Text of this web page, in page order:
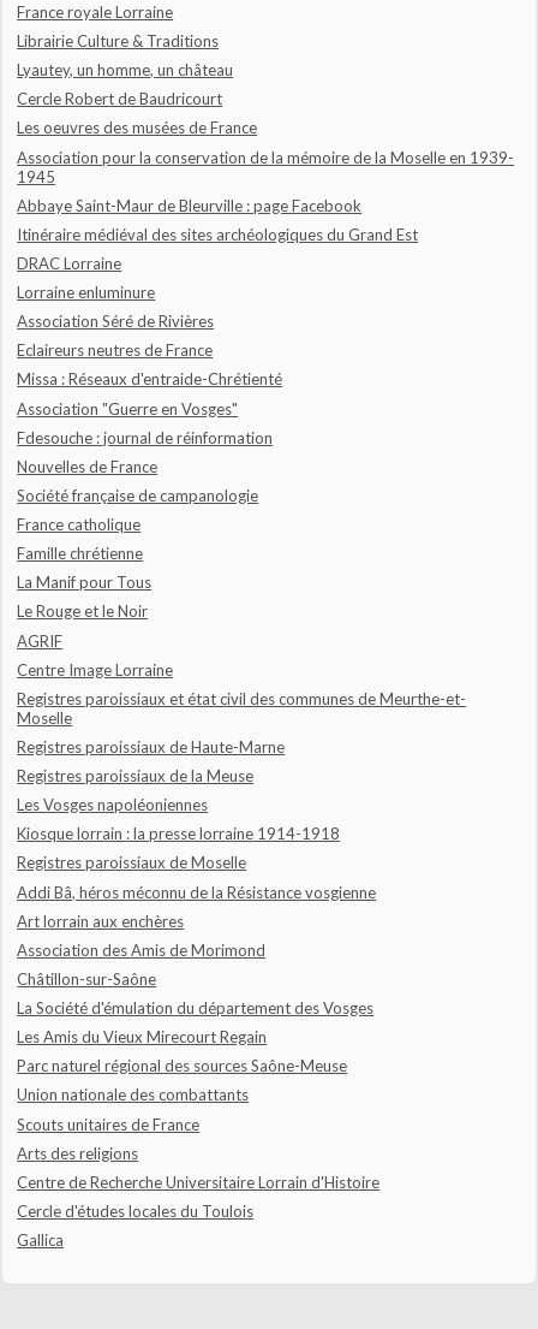
France royale Lorraine
Librairie Culture & Traditions
Lyautey, un homme, un château
Cercle Robert de Baudricourt
Les oeuvres des musées de France
Association pour la conservation de la mémoire de la Moselle en 1939-
1945
Abbaye Saint-Maur de Bleurville : page Facebook
Itinéraire médiéval des sites archéologiques du Grand Est
DRAC Lorraine
Lorraine enluminure
Association Séré de Rivières
Eclaireurs neutres de France
Missa : Réseaux d'entraide-Chrétienté
Association "Guerre en Vosges"
Fdesouche : journal de réinformation
Nouvelles de France
Société française de campanologie
France catholique
Famille chrétienne
La Manif pour Tous
Le Rouge et le Noir
AGRIF
Centre Image Lorraine
Registres paroissiaux et état civil des communes de Meurthe-et-
Moselle
Registres paroissiaux de Haute-Marne
Registres paroissiaux de la Meuse
Les Vosges napoléoniennes
Kiosque lorrain : la presse lorraine 1914-1918
Registres paroissiaux de Moselle
Addi Bâ, héros méconnu de la Résistance vosgienne
Art lorrain aux enchères
Association des Amis de Morimond
Châtillon-sur-Saône
La Société d'émulation du département des Vosges
Les Amis du Vieux Mirecourt Regain
Parc naturel régional des sources Saône-Meuse
Union nationale des combattants
Scouts unitaires de France
Arts des religions
Centre de Recherche Universitaire Lorrain d'Histoire
Cercle d'études locales du Toulois
Gallica